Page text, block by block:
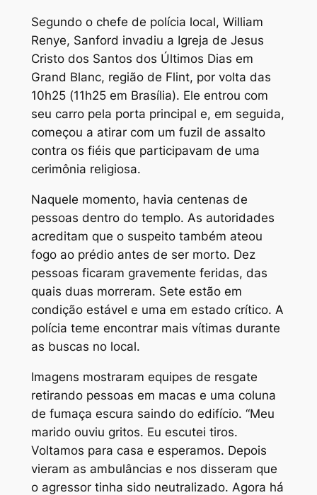
Segundo o chefe de polícia local, William
Renye, Sanford invadiu a Igreja de Jesus
Cristo dos Santos dos Últimos Dias em
Grand Blanc, região de Flint, por volta das
10h25 (11h25 em Brasília). Ele entrou com
seu carro pela porta principal e, em seguida,
começou a atirar com um fuzil de assalto
contra os fiéis que participavam de uma
cerimônia religiosa.
Naquele momento, havia centenas de
pessoas dentro do templo. As autoridades
acreditam que o suspeito também ateou
fogo ao prédio antes de ser morto. Dez
pessoas ficaram gravemente feridas, das
quais duas morreram. Sete estão em
condição estável e uma em estado crítico. A
polícia teme encontrar mais vítimas durante
as buscas no local.
Imagens mostraram equipes de resgate
retirando pessoas em macas e uma coluna
de fumaça escura saindo do edifício. “Meu
marido ouviu gritos. Eu escutei tiros.
Voltamos para casa e esperamos. Depois
vieram as ambulâncias e nos disseram que
o agressor tinha sido neutralizado. Agora há